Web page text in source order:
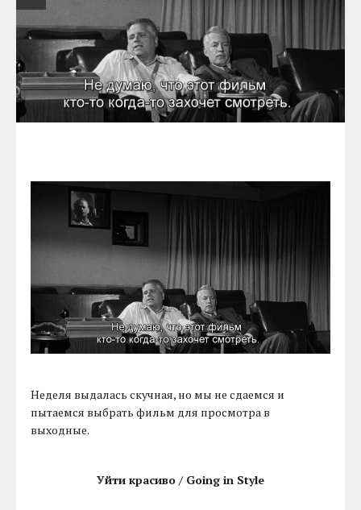
Неделя выдалась скучная, но мы не сдаемся и
пытаемся выбрать фильм для просмотра в
выходные.
Уйти красиво / Going in Style